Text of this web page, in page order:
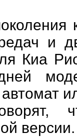
и
Киа
версии.